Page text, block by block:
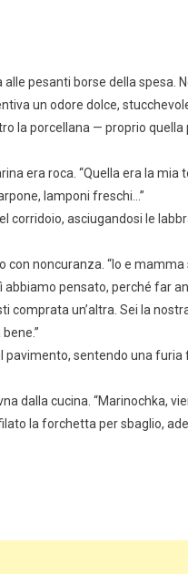
pesanti borse della spesa.
un odore dolce,
la porcellana — proprio quella
era roca. “Quella era la
lamponi freschi…”
corridoio, asciugandosi le
con noncuranza. “Io e
abbiamo pensato, perché far
un’altra. Sei la
pavimento, sentendo una
dalla cucina. “Marinochka,
la forchetta per sbaglio,